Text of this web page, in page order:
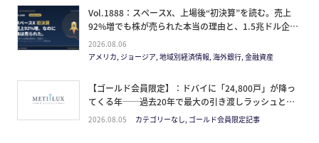
Vol.1888：スペースX、上場後“初決算”を読む。売上
92%増でも株が売られた本当の理由と、1.5兆ドル企業
の買い方。
2026.08.06
アメリカ, ジョージア, 地域別経済情報, 海外銀行, 金融資産
【ゴールド会員限定】：ドバイに「24,800戸」が降っ
てくる年──過去20年で最大の引き渡しラッシュと、
ミサイルが崩した“安全神話”。2027年の供給ピーク
2026.08.05 カテゴリーなし, ゴールド会員限定記事